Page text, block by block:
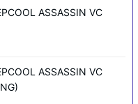
ASSASSIN VC
ASSASSIN VC